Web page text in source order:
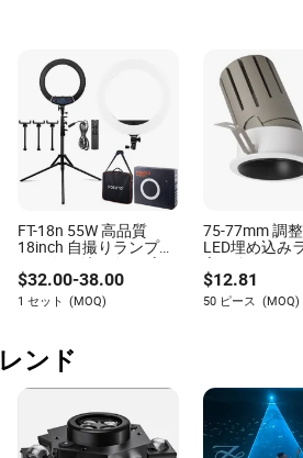
、照明業界におけるエコフレン
を明らかにしています。
FT-18n 55W 高品質
18inch 自撮りランプ
LEDリングライト ビュ
ーティーリングライト
三脚スタンド付き 3 動
画用電話ホルダー
$32.00-38.00
1 セット (MOQ)
75-77mm 調
LED埋め込み
白いタッチラ
ング、調光可
的なインテリ
の簡単な取り
$12.81
50 ピース (MOQ)
ンド